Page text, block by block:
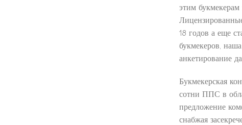
этим букмекерам
18 годов а еще
букмекеров,
анкетирование
Букмекерская
сотни ППС в
предложение
снабжая